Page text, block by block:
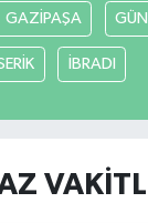
GAZİPAŞA
İBRADI